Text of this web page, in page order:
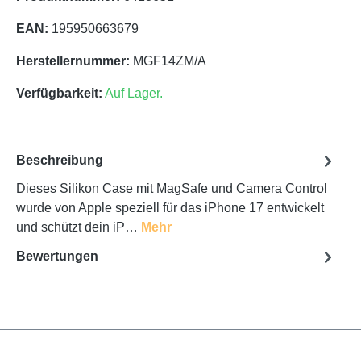
EAN: 195950663679
Herstellernummer: MGF14ZM/A
Verfügbarkeit: Auf Lager.
Beschreibung
Dieses Silikon Case mit MagSafe und Camera Control
wurde von Apple speziell für das iPhone 17 entwickelt
und schützt dein iP… Mehr
Bewertungen